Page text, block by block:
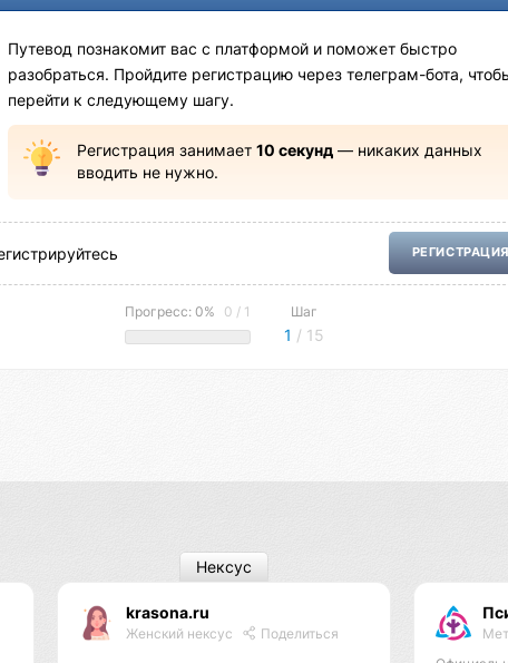
Путевод познакомит вас с платформой и поможет быстро
разобраться. Пройдите регистрацию через телеграм-бота,
перейти к следующему шагу.
Регистрация занимает 10 секунд— никаких данных
вводить не нужно.
РЕГИСТРАЦИЯ
Прогресс: 0% 0 / 1 Шаг
1 / 15
krasona.ru
Женский нексус Поделиться
Нексус